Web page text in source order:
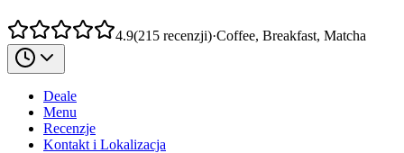
4.9(215 recenzji)·Coffee, Breakfast, Matcha
Deale
Menu
Recenzje
Kontakt i Lokalizacja